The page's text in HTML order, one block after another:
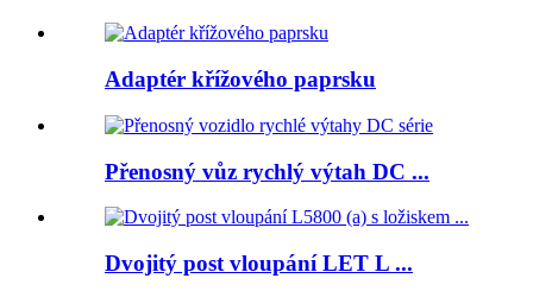
Adaptér křížového paprsku
Přenosný vůz rychlý výtah DC ...
Dvojitý post vloupání LET L ...